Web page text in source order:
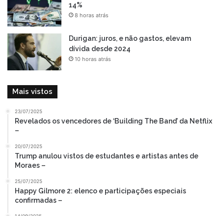
14%
8 horas atrás
Durigan: juros, e não gastos, elevam
dívida desde 2024
10 horas atrás
Mais vistos
23/07/2025
Revelados os vencedores de ‘Building The Band’ da Netflix
–
20/07/2025
Trump anulou vistos de estudantes e artistas antes de
Moraes –
25/07/2025
Happy Gilmore 2: elenco e participações especiais
confirmadas –